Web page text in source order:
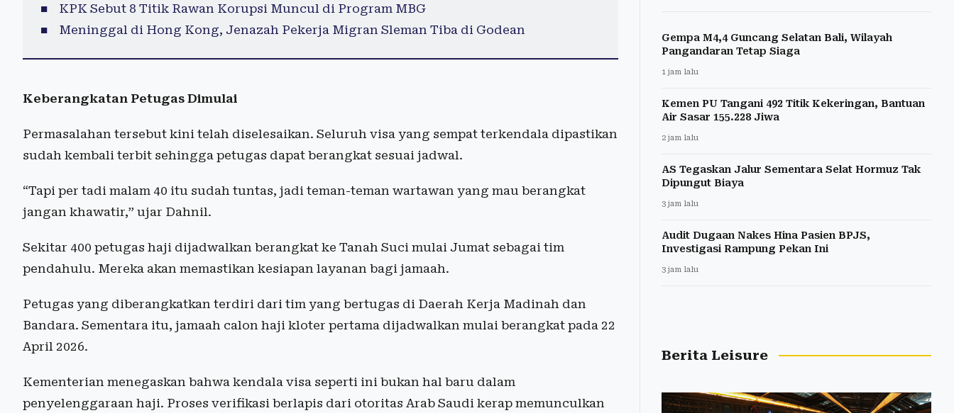
KPK Sebut 8 Titik Rawan Korupsi Muncul di Program MBG
Meninggal di Hong Kong, Jenazah Pekerja Migran Sleman Tiba di Godean
Keberangkatan Petugas Dimulai
Permasalahan tersebut kini telah diselesaikan. Seluruh visa yang sempat terkendala dipastikan
sudah kembali terbit sehingga petugas dapat berangkat sesuai jadwal.
“Tapi per tadi malam 40 itu sudah tuntas, jadi teman-teman wartawan yang mau berangkat
jangan khawatir,” ujar Dahnil.
Sekitar 400 petugas haji dijadwalkan berangkat ke Tanah Suci mulai Jumat sebagai tim
pendahulu. Mereka akan memastikan kesiapan layanan bagi jamaah.
Petugas yang diberangkatkan terdiri dari tim yang bertugas di Daerah Kerja Madinah dan
Bandara. Sementara itu, jamaah calon haji kloter pertama dijadwalkan mulai berangkat pada 22
April 2026.
Kementerian menegaskan bahwa kendala visa seperti ini bukan hal baru dalam
penyelenggaraan haji. Proses verifikasi berlapis dari otoritas Arab Saudi kerap memunculkan
Gempa M4,4 Guncang Selatan Bali, Wilayah
Pangandaran Tetap Siaga
1 jam lalu
Kemen PU Tangani 492 Titik Kekeringan, Bantuan
Air Sasar 155.228 Jiwa
2 jam lalu
AS Tegaskan Jalur Sementara Selat Hormuz Tak
Dipungut Biaya
3 jam lalu
Audit Dugaan Nakes Hina Pasien BPJS,
Investigasi Rampung Pekan Ini
3 jam lalu
Berita Leisure